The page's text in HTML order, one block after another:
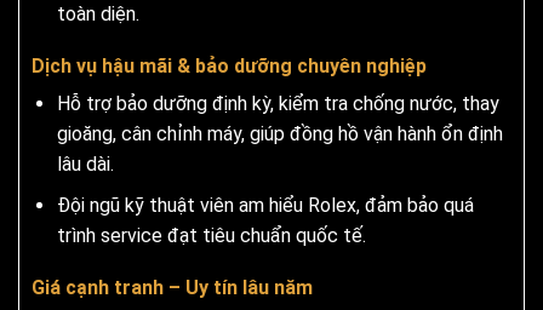
toàn diện.
Dịch vụ hậu mãi & bảo dưỡng chuyên nghiệp
Hỗ trợ bảo dưỡng định kỳ, kiểm tra chống nước, thay
gioăng, cân chỉnh máy, giúp đồng hồ vận hành ổn định
lâu dài.
Đội ngũ kỹ thuật viên am hiểu Rolex, đảm bảo quá
trình service đạt tiêu chuẩn quốc tế.
Giá cạnh tranh – Uy tín lâu năm